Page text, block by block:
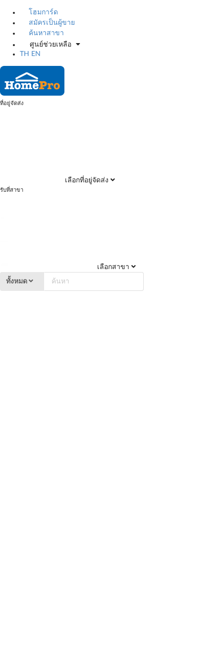
โฮมการ์ด
สมัครเป็นผู้ขาย
ค้นหาสาขา
ศูนย์ช่วยเหลือ
TH
EN
ที่อยู่จัดส่ง
เลือกที่อยู่จัดส่ง
รับที่สาขา
เลือกสาขา
ทั้งหมด